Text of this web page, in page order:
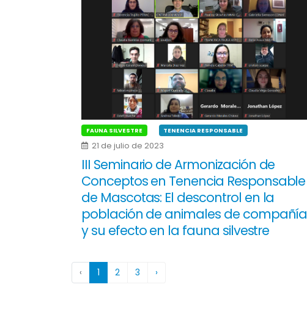
FAUNA SILVESTRE TENENCIA RESPONSABLE
21 de julio de 2023
III Seminario de Armonización de
Conceptos en Tenencia Responsable
de Mascotas: El descontrol en la
población de animales de compañía
y su efecto en la fauna silvestre
‹ 1 2 3 ›